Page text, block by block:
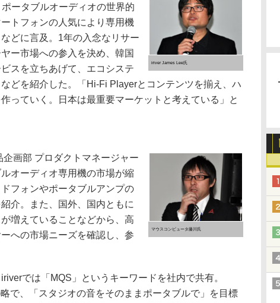
iriver James Lee氏
ータブルオーディオの世界的
トフォンの人気により専用機
どに言及。1年の入念なリサー
ー市場への参入を決め、韓国
スを立ちあげて、エコシステ
どを紹介した。「Hi-Fi Playerとコンテンツを揃え、ハ
っていく。日本は最重要マーケットと考えている」と
マウスコンピュータ藤川氏
画部 プロダクトマネージャー
オーディオ専用機の市場が縮
フォンやポータブルアンプの
介。また、国外、国内ともに
増えていることなどから、高
への市場ニーズを確認し、参
では「MQS」というキーワードを社内で共有。
で、「スタジオの音をそのままポータブルで」を目標